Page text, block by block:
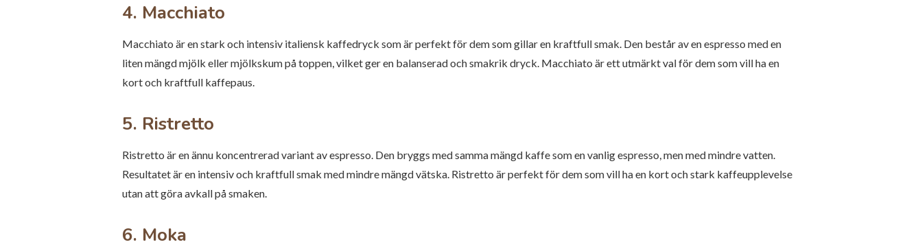
4. Macchiato
Macchiato är en stark och intensiv italiensk kaffedryck som är perfekt för dem som gillar en kraftfull smak. Den består av en espresso med en
liten mängd mjölk eller mjölkskum på toppen, vilket ger en balanserad och smakrik dryck. Macchiato är ett utmärkt val för dem som vill ha en
kort och kraftfull kaffepaus.
5. Ristretto
Ristretto är en ännu koncentrerad variant av espresso. Den bryggs med samma mängd kaffe som en vanlig espresso, men med mindre vatten.
Resultatet är en intensiv och kraftfull smak med mindre mängd vätska. Ristretto är perfekt för dem som vill ha en kort och stark kaffeupplevelse
utan att göra avkall på smaken.
6. Moka